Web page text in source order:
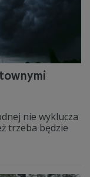
nie wyklucza
trzeba będzie